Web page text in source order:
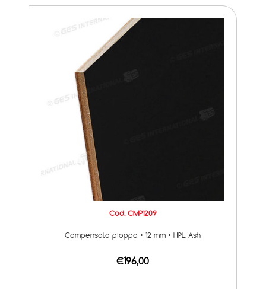
Cod. CMP1209
Compensato pioppo • 12 mm • HPL Ash
€196,00